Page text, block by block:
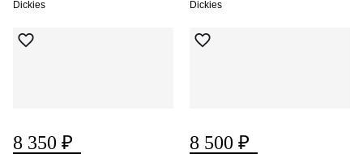
Dickies Dickies
8 350 ₽ 8 500 ₽